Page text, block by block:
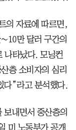
의 자료에 따르면,
만 달러 구간의
나타났다. 모닝컨
층 소비자의 심리
다”라고 분석했다.
보내면서 중산층의
미 노동부가 공개